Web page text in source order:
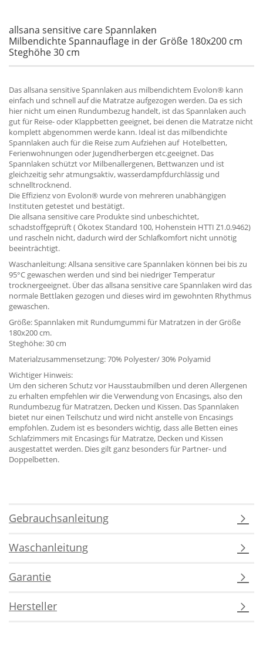
allsana sensitive care Spannlaken
Milbendichte Spannauflage in der Größe 180x200 cm
Steghöhe 30 cm
Das allsana sensitive Spannlaken aus milbendichtem Evolon® kann
einfach und schnell auf die Matratze aufgezogen werden. Da es sich
hier nicht um einen Rundumbezug handelt, ist das Spannlaken auch
gut für Reise- oder Klappbetten geeignet, bei denen die Matratze nicht
komplett abgenommen werde kann. Ideal ist das milbendichte
Spannlaken auch für die Reise zum Aufziehen auf Hotelbetten,
Ferienwohnungen oder Jugendherbergen etc.geeignet. Das
Spannlaken schützt vor Milbenallergenen, Bettwanzen und ist
gleichzeitig sehr atmungsaktiv, wasserdampfdurchlässig und
schnelltrocknend.
Die Effizienz von Evolon® wurde von mehreren unabhängigen
Instituten getestet und bestätigt.
Die allsana sensitive care Produkte sind unbeschichtet,
schadstoffgeprüft ( Ökotex Standard 100, Hohenstein HTTI Z1.0.9462)
und rascheln nicht, dadurch wird der Schlafkomfort nicht unnötig
beeinträchtigt.
Waschanleitung: Allsana sensitive care Spannlaken können bei bis zu
95°C gewaschen werden und sind bei niedriger Temperatur
trocknergeeignet. Über das allsana sensitive care Spannlaken wird das
normale Bettlaken gezogen und dieses wird im gewohnten Rhythmus
gewaschen.
Größe: Spannlaken mit Rundumgummi für Matratzen in der Größe
180x200 cm.
Steghöhe: 30 cm
Materialzusammensetzung: 70% Polyester/ 30% Polyamid
Wichtiger Hinweis:
Um den sicheren Schutz vor Hausstaubmilben und deren Allergenen
zu erhalten empfehlen wir die Verwendung von Encasings, also den
Rundumbezug für Matratzen, Decken und Kissen. Das Spannlaken
bietet nur einen Teilschutz und wird nicht anstelle von Encasings
empfohlen. Zudem ist es besonders wichtig, dass alle Betten eines
Schlafzimmers mit Encasings für Matratze, Decken und Kissen
ausgestattet werden. Dies gilt ganz besonders für Partner- und
Doppelbetten.
Gebrauchsanleitung
Waschanleitung
Garantie
Hersteller